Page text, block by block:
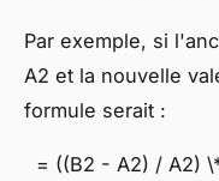
Par exemple, si
A2 et la nouvelle
formule serait :
= ((B2 - A2) / A2)